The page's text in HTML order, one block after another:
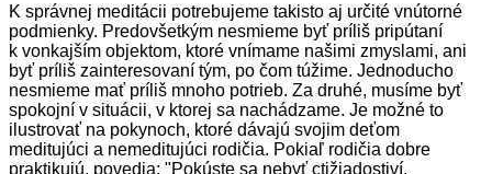
K správnej meditácii potrebujeme takisto aj určité vnútorné
podmienky. Predovšetkým nesmieme byť príliš pripútaní
k vonkajším objektom, ktoré vnímame našimi zmyslami, ani
byť príliš zainteresovaní tým, po čom túžime. Jednoducho
nesmieme mať príliš mnoho potrieb. Za druhé, musíme byť
spokojní v situácii, v ktorej sa nachádzame. Je možné to
ilustrovať na pokynoch, ktoré dávajú svojim deťom
meditujúci a nemeditujúci rodičia. Pokiaľ rodičia dobre
praktikujú, povedia: "Pokúste sa nebyť ctižiadostiví.